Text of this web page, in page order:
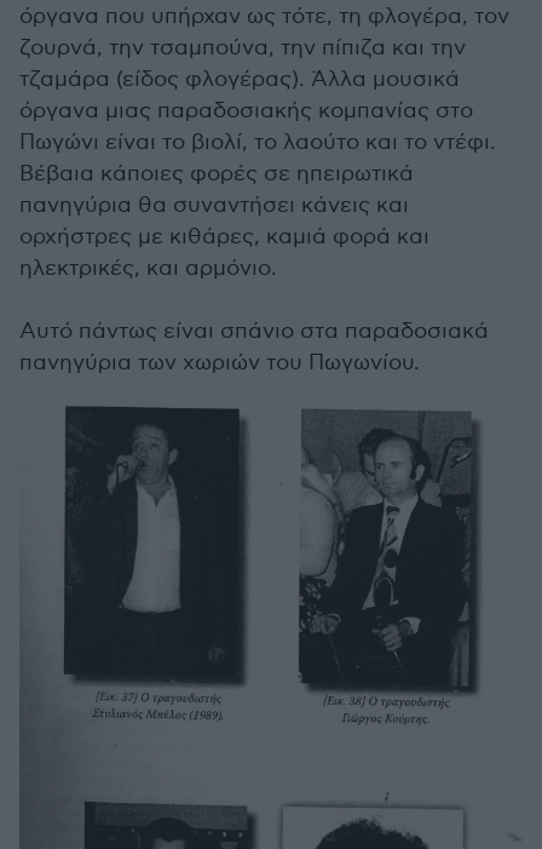
όργανα που υπήρχαν ως τότε, τη φλογέρα, τον
ζουρνά, την τσαμπούνα, την πίπιζα και την
τζαμάρα (είδος φλογέρας). Άλλα μουσικά
όργανα μιας παραδοσιακής κομπανίας στο
Πωγώνι είναι το βιολί, το λαούτο και το ντέφι.
Βέβαια κάποιες φορές σε ηπειρωτικά
πανηγύρια θα συναντήσει κάνεις και
ορχήστρες με κιθάρες, καμιά φορά και
ηλεκτρικές, και αρμόνιο.
Αυτό πάντως είναι σπάνιο στα παραδοσιακά
πανηγύρια των χωριών του Πωγωνίου.